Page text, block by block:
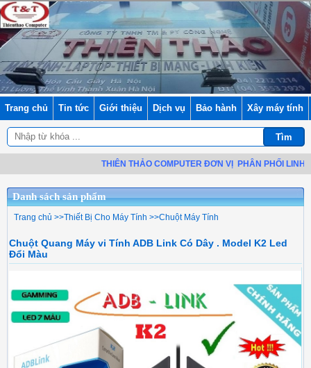
Trang chủ Tin tức Giới thiệu Dịch vụ Bảo hành Xây máy tính
THIÊN THẢO COMPUTER ĐƠN VỊ PHÂN PHỐI LINH KIỆN
Danh sách sản phẩm
Trang chủ >>Thiết Bị Cho Máy Tính >>Chuột Máy Tính
Chuột Quang Máy vi Tính ADB Link Có Dây . Model K2 Led
Đổi Màu